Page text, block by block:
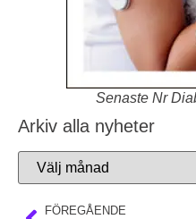
Senaste Nr
Arkiv alla nyheter
FÖREGÅENDE